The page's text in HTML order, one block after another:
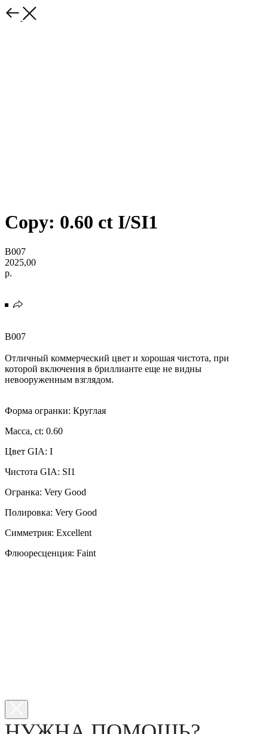
Copy: 0.60 ct I/SI1
B007
2025,00
р.
B007
Отличный коммерческий цвет и хорошая чистота, при
которой включения в бриллианте еще не видны
невооруженным взглядом.
Форма огранки: Круглая
Масса, ct: 0.60
Цвет GIA: I
Чистота GIA: SI1
Огранка: Very Good
Полировка: Very Good
Симметрия: Excellent
Флюоресценция: Faint